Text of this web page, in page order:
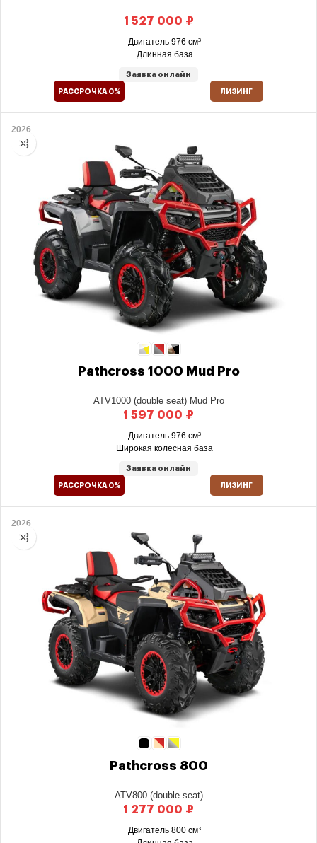
₽
Двигатель 976 см³
Длинная база
Заявка онлайн
РАССРОЧКА 0% ЛИЗИНГ
2026
Pathcross 1000 Mud Pro
ATV1000 (double seat) Mud Pro
₽
Двигатель 976 см³
Широкая колесная база
Заявка онлайн
РАССРОЧКА 0% ЛИЗИНГ
2026
Pathcross 800
ATV800 (double seat)
₽
Двигатель 800 см³